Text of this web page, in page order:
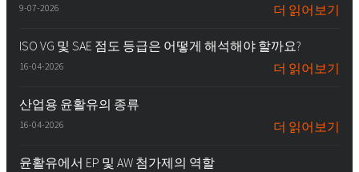
9-07-2026 더 읽어보기
ISO VG 및 SAE 점도 등급은 어떻게 해석해야 할까요?
16-04-2026 더 읽어보기
산업용 윤활유의 종류
16-04-2026 더 읽어보기
윤활유에서 EP 및 AW 첨가제의 역할